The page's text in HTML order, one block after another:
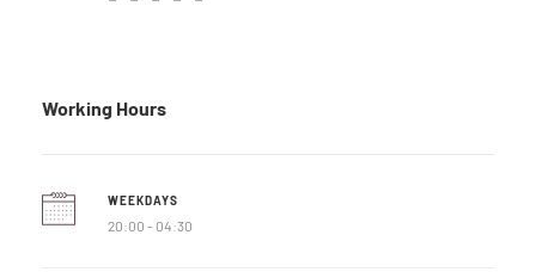
Working Hours
WEEKDAYS
20:00 - 04:30